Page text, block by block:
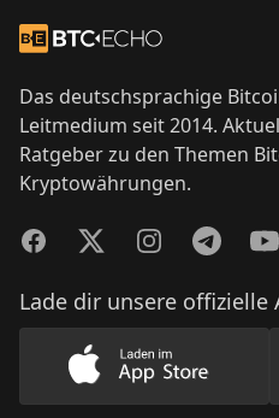
Zur Startseite
Das deutschsprachige
Leitmedium seit 2014.
Ratgeber zu den Themen
Kryptowährungen.
FacebookTwitterInstagramTelegram
Lade dir unsere offizielle
Lade unsere